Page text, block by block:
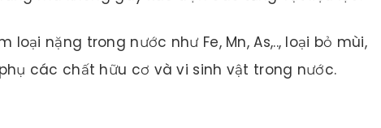
loại nặng trong nước như Fe, Mn, As,.., loại bỏ mùi,
các chất hữu cơ và vi sinh vật trong nước.